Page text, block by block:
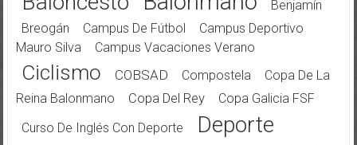
Benjamín
Breogán
Campus De Fútbol
Campus Deportivo
Mauro Silva
Campus Vacaciones Verano
Ciclismo COBSAD Compostela
Copa De La
Reina Balonmano
Copa Del Rey
Copa Galicia FSF
Curso De Inglés Con Deporte
Deporte